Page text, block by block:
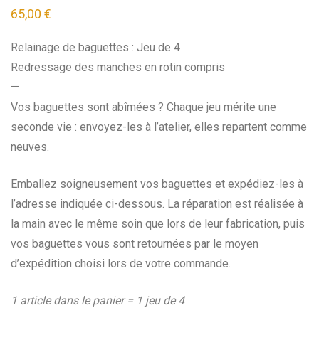
65,00 €
Relainage de baguettes : Jeu de 4
Redressage des manches en rotin compris
—
Vos baguettes sont abîmées ? Chaque jeu mérite une
seconde vie : envoyez-les à l’atelier, elles repartent comme
neuves.
Emballez soigneusement vos baguettes et expédiez-les à
l’adresse indiquée ci-dessous. La réparation est réalisée à
la main avec le même soin que lors de leur fabrication, puis
vos baguettes vous sont retournées par le moyen
d’expédition choisi lors de votre commande.
1 article dans le panier = 1 jeu de 4